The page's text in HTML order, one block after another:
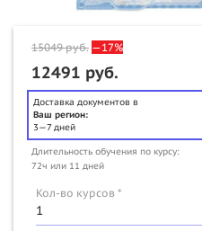
15049руб. —17%
12491 руб.
Доставка документов в
Ваш регион:
3—7 дней
Длительность обучения по курсу:
72ч или 11 дней
Кол-во курсов *